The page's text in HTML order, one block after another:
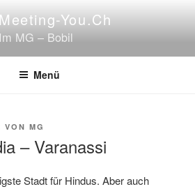
You.ch
Im MG – Bobil
Menü
VON MG
– Varanassi
Stadt für Hindus. Aber auch